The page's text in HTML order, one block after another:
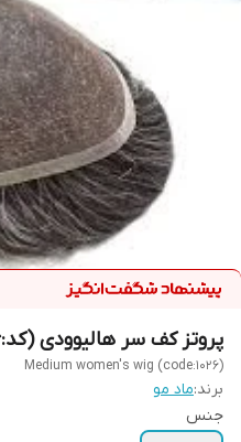
پروتز کف سر هالیوودی (کد:1026)
Medium women's wig (code:1026)
برند:ماد مو
جنس